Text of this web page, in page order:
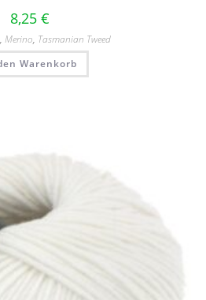
8,25 €
, Merino, Tasmanian Tweed
Warenkorb